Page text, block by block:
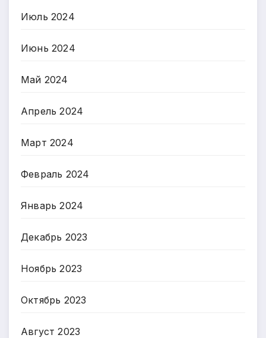
Июль 2024
Июнь 2024
Май 2024
Апрель 2024
Март 2024
Февраль 2024
Январь 2024
Декабрь 2023
Ноябрь 2023
Октябрь 2023
Август 2023